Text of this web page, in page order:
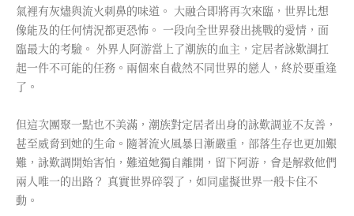
氣裡有灰燼與流火刺鼻的味道。 大融合即將再次來臨，世界比想
像能及的任何情況都更恐怖。 一段向全世界發出挑戰的愛情，面
臨最大的考驗。 外界人阿游當上了潮族的血主，定居者詠歎調扛
起一件不可能的任務。兩個來自截然不同世界的戀人，終於要重逢
了。
但這次團聚一點也不美滿，潮族對定居者出身的詠歎調並不友善，
甚至威脅到她的生命。隨著流火風暴日漸嚴重，部落生存也更加艱
難，詠歎調開始害怕，難道她獨自離開，留下阿游，會是解救他們
兩人唯一的出路？ 真實世界碎裂了，如同虛擬世界一般卡住不
動。